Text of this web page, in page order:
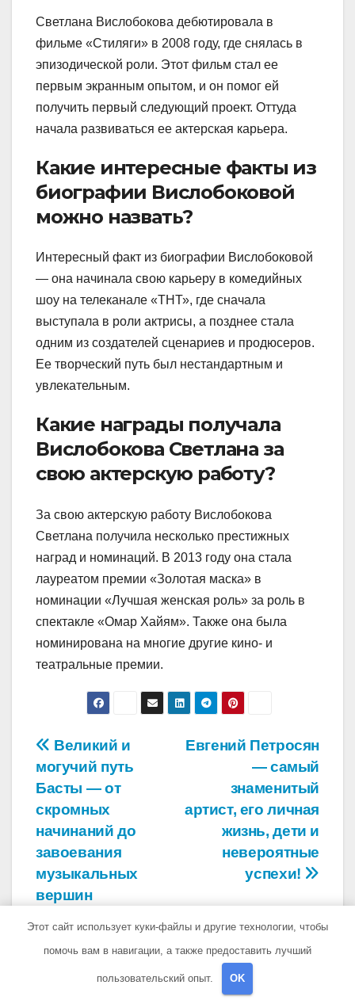
Светлана Вислобокова дебютировала в
фильме «Стиляги» в 2008 году, где снялась в
эпизодической роли. Этот фильм стал ее
первым экранным опытом, и он помог ей
получить первый следующий проект. Оттуда
начала развиваться ее актерская карьера.
Какие интересные факты из
биографии Вислобоковой
можно назвать?
Интересный факт из биографии Вислобоковой
— она начинала свою карьеру в комедийных
шоу на телеканале «ТНТ», где сначала
выступала в роли актрисы, а позднее стала
одним из создателей сценариев и продюсеров.
Ее творческий путь был нестандартным и
увлекательным.
Какие награды получала
Вислобокова Светлана за
свою актерскую работу?
За свою актерскую работу Вислобокова
Светлана получила несколько престижных
наград и номинаций. В 2013 году она стала
лауреатом премии «Золотая маска» в
номинации «Лучшая женская роль» за роль в
спектакле «Омар Хайям». Также она была
номинирована на многие другие кино- и
театральные премии.
Навигация
по
записям
Евгений Петросян
— самый
знаменитый
артист, его личная
жизнь, дети и
невероятные
успехи!
Великий и
могучий путь
Басты — от
скромных
начинаний до
завоевания
музыкальных
вершин
pristroykin_
Этот сайт использует куки-файлы и другие технологии, чтобы
помочь вам в навигации, а также предоставить лучший
пользовательский опыт. OK